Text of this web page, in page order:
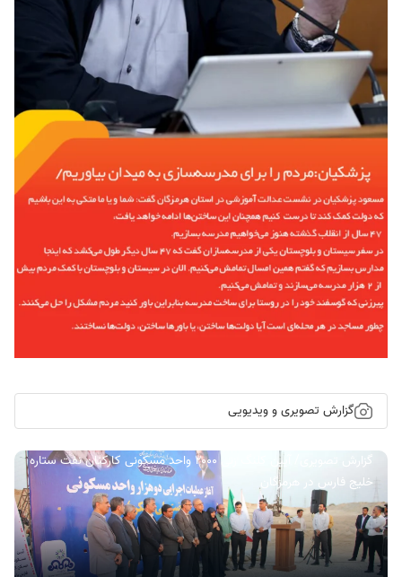
گزارش تصویری و ویدیویی
گزارش تصویری/ آیین کلنگ زنی ۲۰۰۰ واحد مسکونی کارکنان نفت ستاره
خلیج فارس در هرمزگان